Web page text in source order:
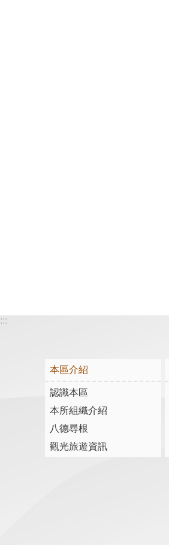
:::
本區介紹
認識本區
本所組織介紹
八德尋根
觀光旅遊資訊